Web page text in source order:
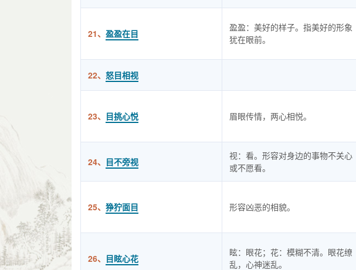
21、 盈盈在目
盈盈：美好的样子。指美好的形象
犹在眼前。
22、 怒目相视
23、 目挑心悦 眉眼传情，两心相悦。
24、 目不旁视
视：看。形容对身边的事物不关心
或不愿看。
25、 狰狞面目 形容凶恶的相貌。
26、 目眩心花
眩：眼花；花：模糊不清。眼花缭
乱，心神迷乱。